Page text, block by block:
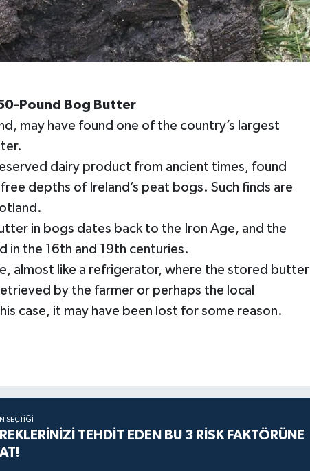
Pound Bog Butter
may have found one of the country’s largest
dairy product from ancient times, found
depths of Ireland’s peat bogs. Such finds are
in bogs dates back to the Iron Age, and the
in the 16th and 19th centuries.
almost like a refrigerator, where the stored butter
by the farmer or perhaps the local
case, it may have been lost for some reason.
SEÇTIĞI
TEHDİT EDEN BU 3 RİSK FAKTÖRÜNE